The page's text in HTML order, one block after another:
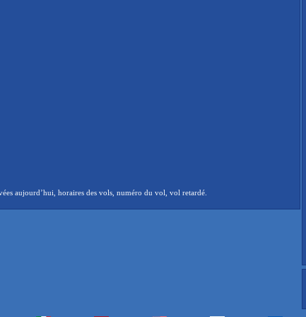
aujourd’hui, horaires des vols, numéro du vol, vol retardé.